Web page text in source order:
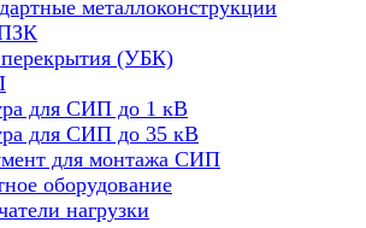
металлоконструкции
(УБК)
для СИП до 1 кВ
для СИП до 35 кВ
для монтажа СИП
оборудование
нагрузки